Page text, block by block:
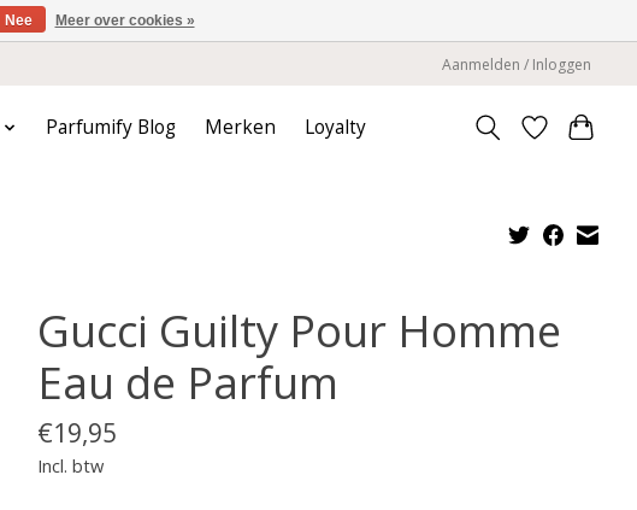
Aanmelden / Inloggen
Parfumify Blog Merken Loyalty
Gucci Guilty Pour Homme
Eau de Parfum
€19,95
Incl. btw
Nee Meer over cookies »